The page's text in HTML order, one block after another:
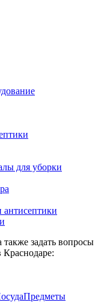
для уборки
антисептики
задать вопросы
Предметы